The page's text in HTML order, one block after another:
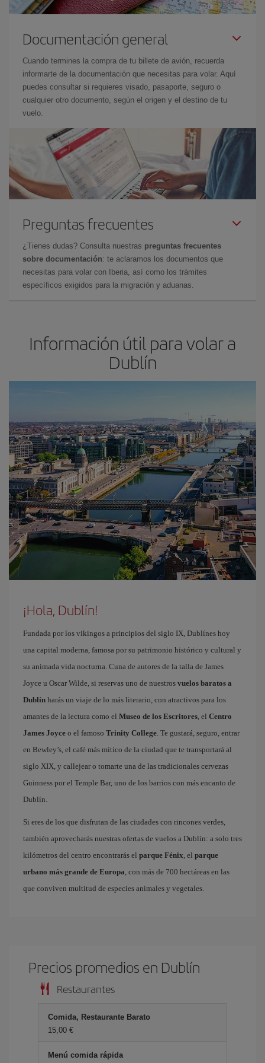
Documentación general
Cuando termines la compra de tu billete de avión, recuerda
informarte de la documentación que necesitas para volar. Aquí
puedes consultar si requieres visado, pasaporte, seguro o
cualquier otro documento, según el origen y el destino de tu
vuelo.
Preguntas frecuentes
¿Tienes dudas? Consulta nuestras preguntas frecuentes
sobre documentación: te aclaramos los documentos que
necesitas para volar con Iberia, así como los trámites
específicos exigidos para la migración y aduanas.
Información útil para volar a
Dublín
¡Hola, Dublín!
Fundada por los vikingos a principios del siglo IX, Dublínes hoy
una capital moderna, famosa por su patrimonio histórico y cultural y
su animada vida nocturna. Cuna de autores de la talla de James
Joyce u Oscar Wilde, si reservas uno de nuestros vuelos baratos a
Dublín harás un viaje de lo más literario, con atractivos para los
amantes de la lectura como el Museo de los Escritores, el Centro
James Joyce o el famoso Trinity College. Te gustará, seguro, entrar
en Bewley’s, el café más mítico de la ciudad que te transportará al
siglo XIX, y callejear o tomarte una de las tradicionales cervezas
Guinness por el Temple Bar, uno de los barrios con más encanto de
Dublín.
Si eres de los que disfrutan de las ciudades con rincones verdes,
también aprovecharás nuestras ofertas de vuelos a Dublín: a solo tres
kilómetros del centro encontrarás el parque Fénix, el parque
urbano más grande de Europa, con más de 700 hectáreas en las
que conviven multitud de especies animales y vegetales.
Precios promedios en Dublín
Restaurantes
Comida, Restaurante Barato
15,00 €
Menú comida rápida